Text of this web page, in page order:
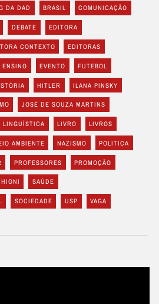
DA DAD BRASIL COMUNICAÇÃO
DEBATE EDITORA
CONTEXTO EDITORAS
ENSINO EVENTO FUTEBOL
HITLER ILANA PINSKY
JOSÉ DE SOUZA MARTINS
LINGUÍSTICA LIVRO LIVROS
AMBIENTE NAZISMO POLITICA
PROFESSORES PROMOÇÃO
SAÚDE
SOCIEDADE USP VAGA